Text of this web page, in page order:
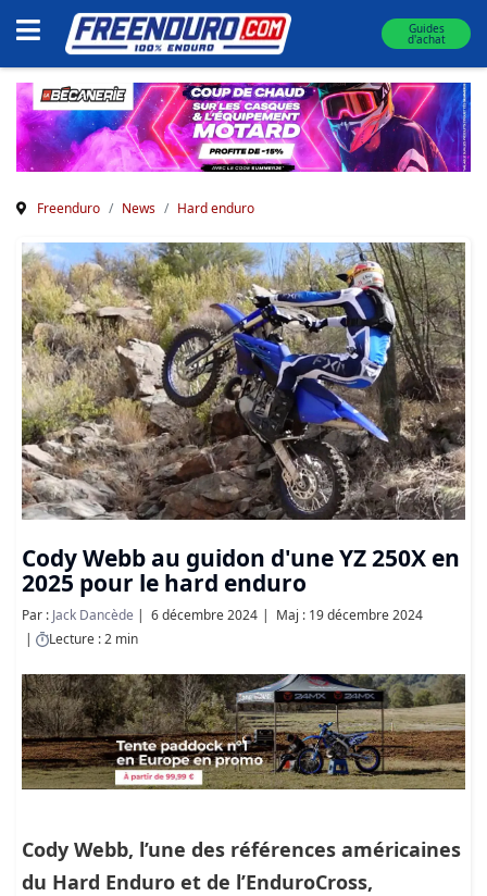
Guides
d'achat
Freenduro News Hard enduro
Cody Webb au guidon d'une YZ 250X en
2025 pour le hard enduro
Par : Jack Dancède 6 décembre 2024
Maj : 19 décembre 2024
Lecture : 2 min
Cody Webb, l’une des références américaines
du Hard Enduro et de l’EnduroCross,